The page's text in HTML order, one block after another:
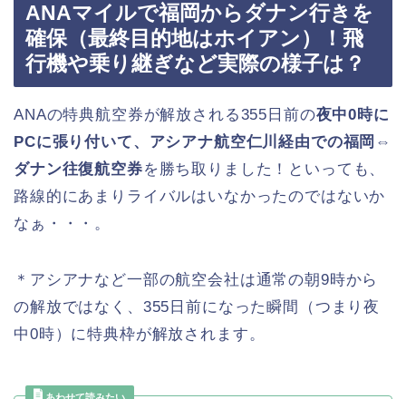
ANAマイルで福岡からダナン行きを
確保（最終目的地はホイアン）！飛
行機や乗り継ぎなど実際の様子は？
ANAの特典航空券が解放される355日前の夜中0時に
PCに張り付いて、アシアナ航空仁川経由での福岡⇔
ダナン往復航空券を勝ち取りました！といっても、
路線的にあまりライバルはいなかったのではないか
なぁ・・・。
＊アシアナなど一部の航空会社は通常の朝9時から
の解放ではなく、355日前になった瞬間（つまり夜
中0時）に特典枠が解放されます。